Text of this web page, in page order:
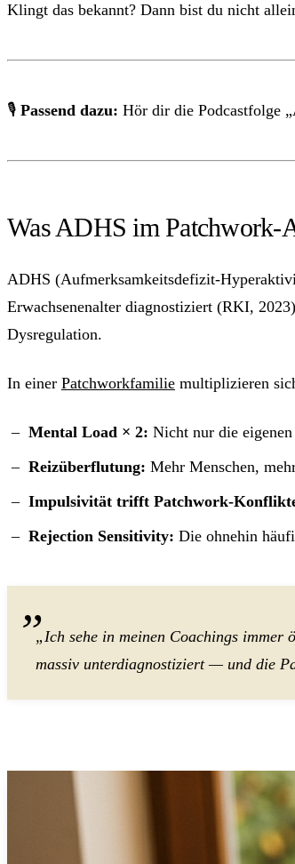
Klingt das bekannt? Dann bist du nicht
🎙 Passend dazu: Hör dir die Podcastfolge
Was ADHS im Patchwork-
ADHS (Aufmerksamkeitsdefizit-
Erwachsenenalter diagnostiziert (RKI,
Dysregulation.
In einer Patchworkfamilie multiplizieren
Mental Load × 2: Nicht nur die
Reizüberflutung: Mehr Menschen,
Impulsivität trifft Patchwork-
Rejection Sensitivity: Die ohnehin
„Ich sehe in meinen Coachings immer
massiv unterdiagnostiziert — und die